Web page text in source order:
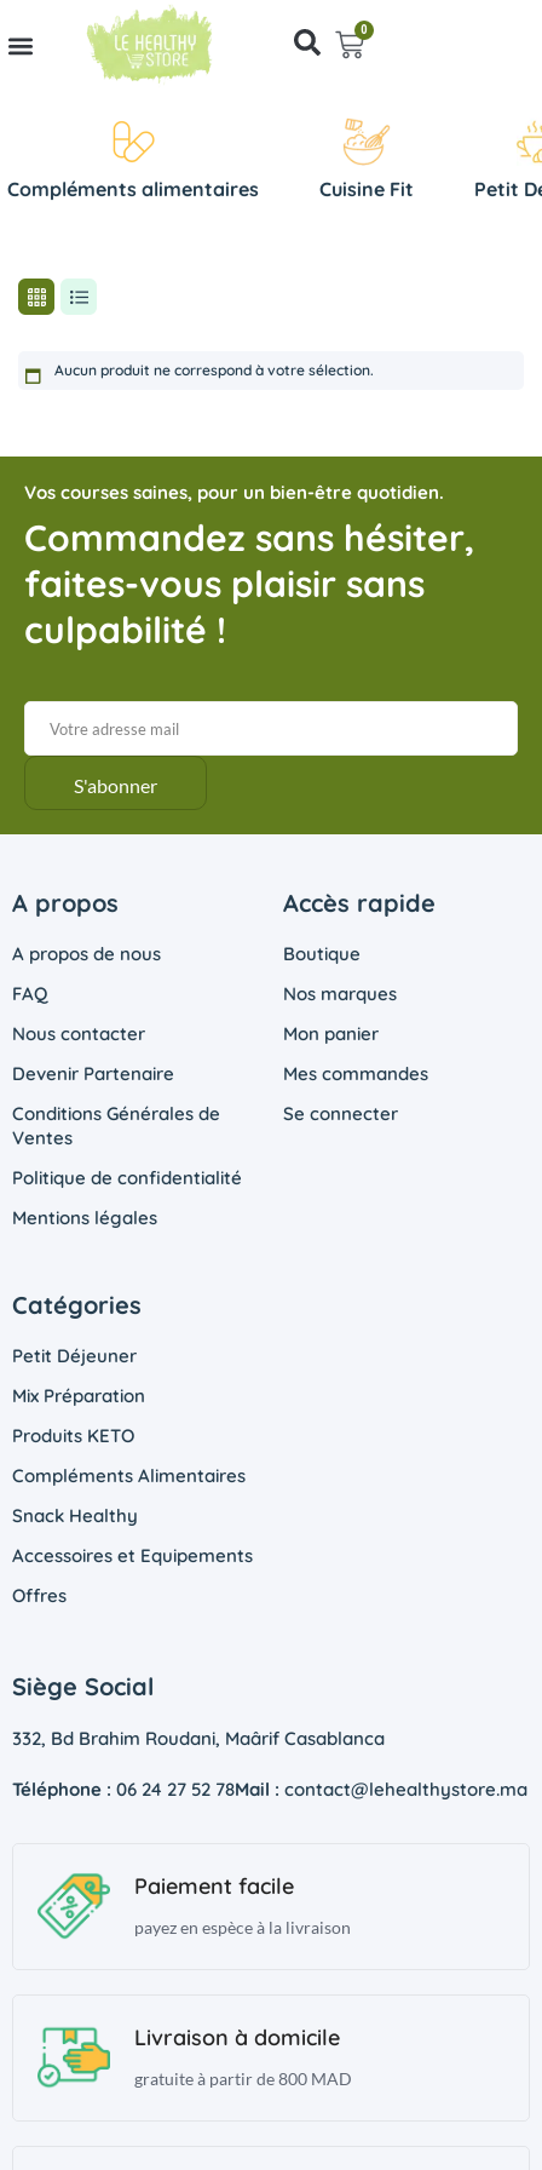
0
Compléments alimentaires Cuisine Fit Petit
Aucun produit ne correspond à votre sélection.
Vos courses saines, pour un bien-être quotidien.
Commandez sans hésiter,
faites-vous plaisir sans
culpabilité !
A propos
A propos de nous
FAQ
Nous contacter
Devenir Partenaire
Conditions Générales de
Ventes
Politique de confidentialité
Mentions légales
Accès rapide
Boutique
Nos marques
Mon panier
Mes commandes
Se connecter
Catégories
Petit Déjeuner
Mix Préparation
Produits KETO
Compléments Alimentaires
Snack Healthy
Accessoires et Equipements
Offres
Siège Social
332, Bd Brahim Roudani, Maârif Casablanca
Téléphone : 06 24 27 52 78Mail : contact@lehealthystore.ma
Paiement facile
payez en espèce à la livraison
Livraison à domicile
gratuite à partir de 800 MAD